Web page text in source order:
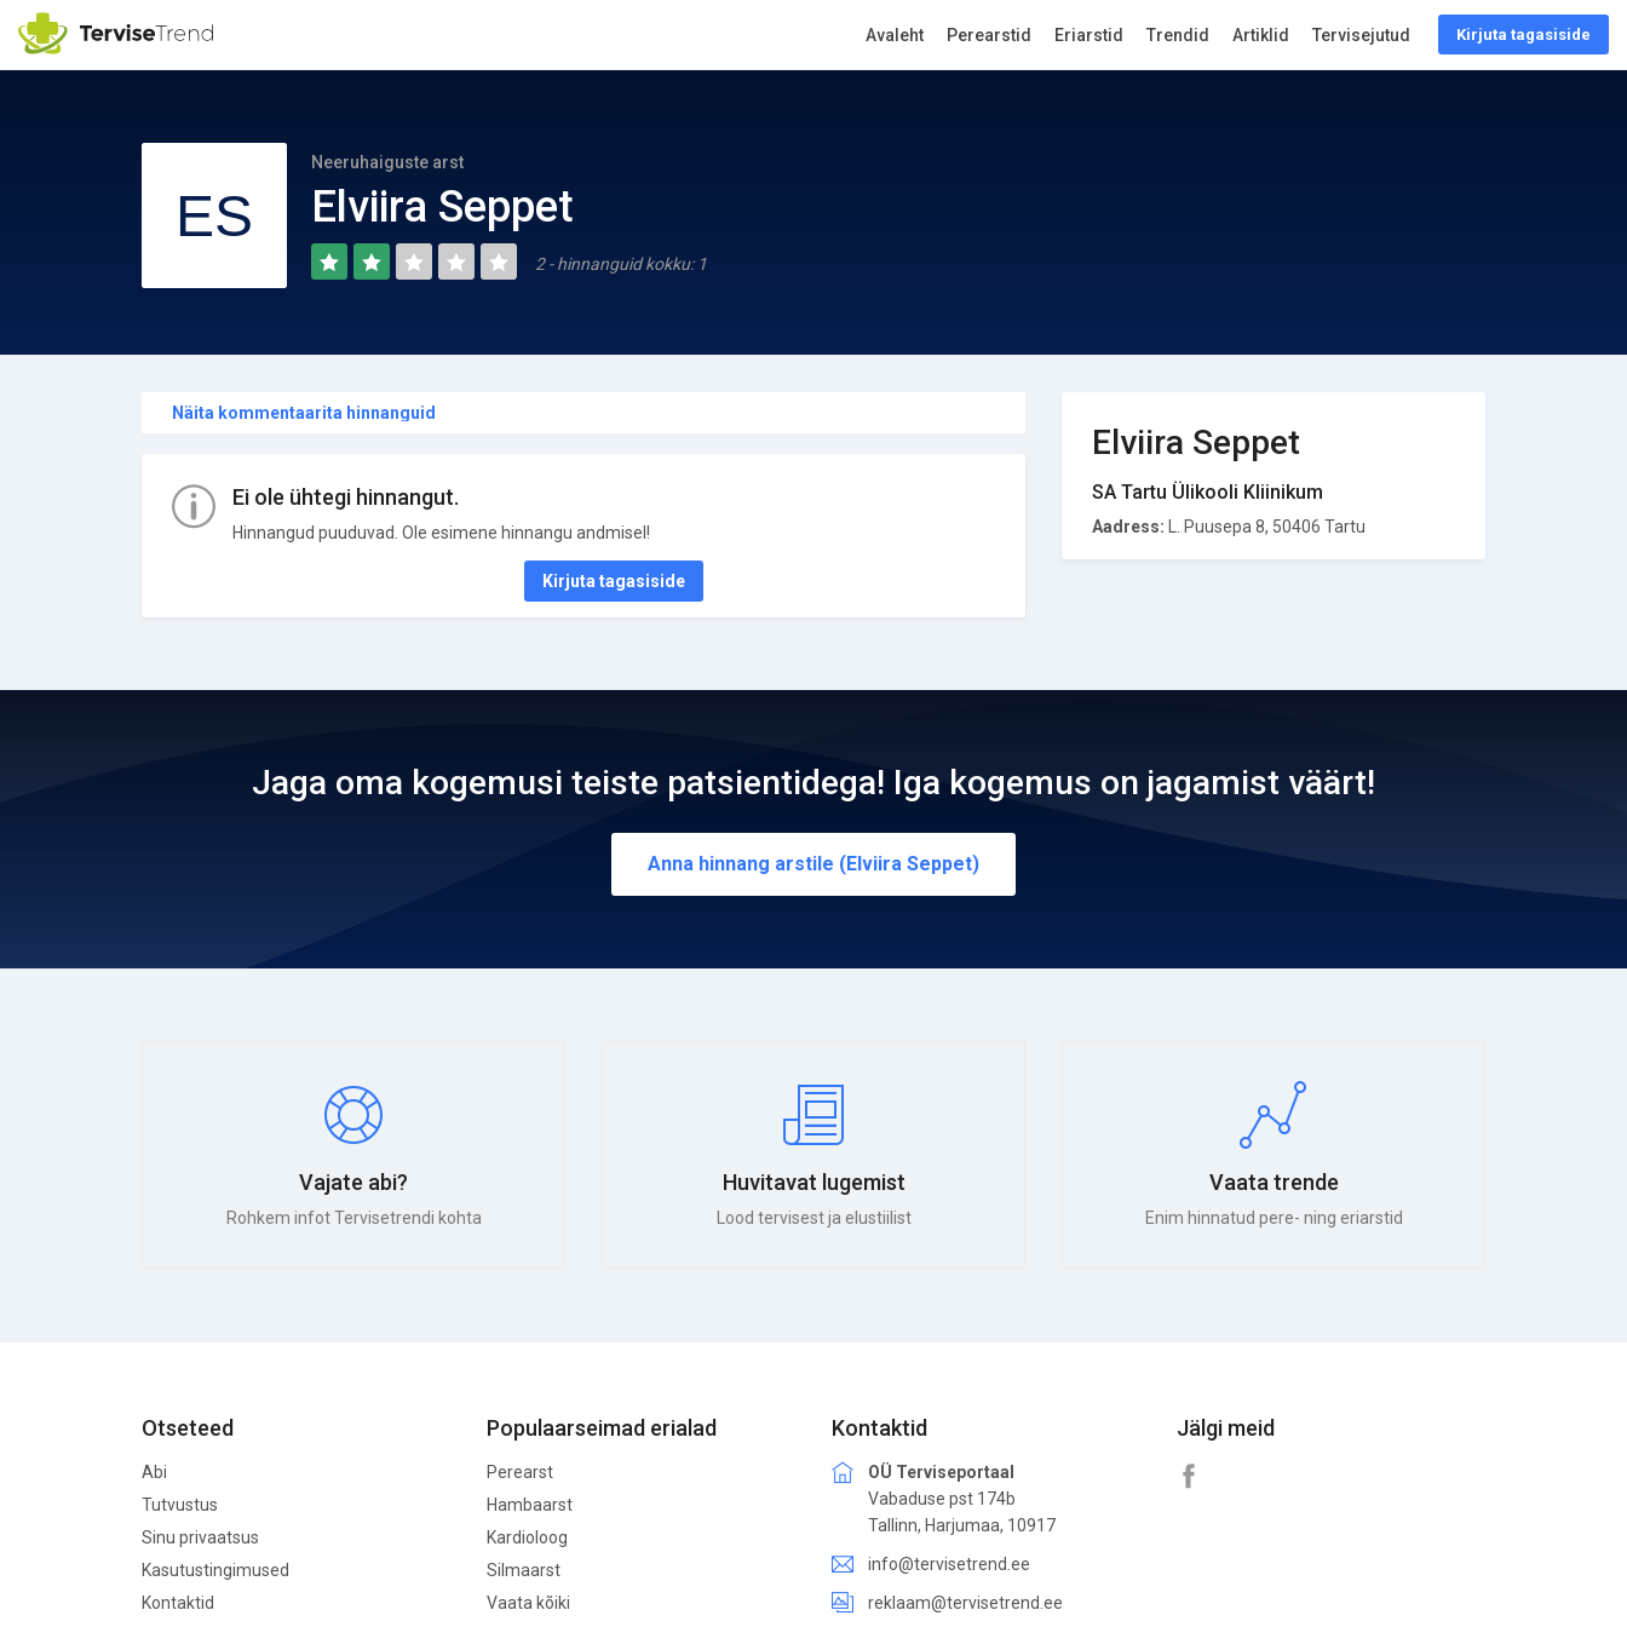
Neeruhaiguste arst
Elviira Seppet
2 - hinnanguid kokku: 1
Näita kommentaarita hinnanguid
Ei ole ühtegi hinnangut.
Hinnangud puuduvad. Ole esimene hinnangu andmisel!
Kirjuta tagasiside
Elviira Seppet
SA Tartu Ülikooli Kliinikum
Aadress: L. Puusepa 8, 50406 Tartu
Jaga oma kogemusi teiste patsientidega! Iga kogemus on jagamist väärt!
Anna hinnang arstile (Elviira Seppet)
Vajate abi?
Rohkem infot Tervisetrendi kohta
Huvitavat lugemist
Lood tervisest ja elustiilist
Vaata trende
Enim hinnatud pere- ning eriarstid
Otseteed
Abi
Tutvustus
Sinu privaatsus
Kasutustingimused
Kontaktid
Populaarseimad erialad
Perearst
Hambaarst
Kardioloog
Silmaarst
Vaata kõiki
Kontaktid
OÜ Terviseportaal
Vabaduse pst 174b
Tallinn, Harjumaa, 10917
info@tervisetrend.ee
reklaam@tervisetrend.ee
Jälgi meid
Kirjuta tagasiside
Avaleht Perearstid Eriarstid Trendid Artiklid Tervisejutud